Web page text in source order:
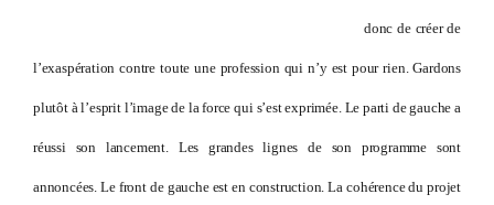
donc de créer de
l’exaspération contre toute une profession qui n’y est pour rien. Gardons
plutôt à l’esprit l’image de la force qui s’est exprimée. Le parti de gauche a
réussi son lancement. Les grandes lignes de son programme sont
annoncées. Le front de gauche est en construction. La cohérence du projet